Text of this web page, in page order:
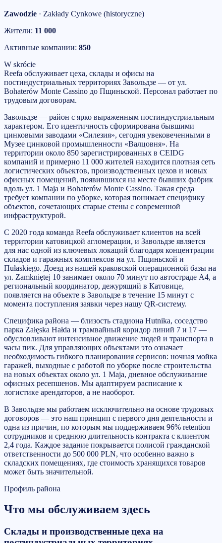
Zawodzie · Zakłady Cynkowe (historyczne)
Жители: 11 000
Активные компании: 850
W skrócie
Reefa обслуживает цеха, склады и офисы на
постиндустриальных территориях Завольдзе — от ул.
Bohaterów Monte Cassino до Пщиньской. Персонал работает по
трудовым договорам.
Завольдзе — район с ярко выраженным постиндустриальным
характером. Его идентичность сформирована бывшими
цинковыми заводами «Силезия», сегодня увековеченными в
Музее цинковой промышленности «Валцовня». На
территории около 850 зарегистрированных в CEIDG
компаний и примерно 11 000 жителей находится плотная сеть
логистических объектов, производственных цехов и новых
офисных помещений, появившихся на месте бывших фабрик
вдоль ул. 1 Maja и Bohaterów Monte Cassino. Такая среда
требует компании по уборке, которая понимает специфику
объектов, сочетающих старые стены с современной
инфраструктурой.
С 2020 года команда Reefa обслуживает клиентов на всей
территории катовицкой агломерации, и Завольдзе является
для нас одной из ключевых локаций благодаря концентрации
складов и гаражных комплексов на ул. Пщиньской и
Пułaskiego. Доезд из нашей краковской операционной базы на
ул. Zamkniętej 10 занимает около 70 минут по автостраде A4, а
региональный координатор, дежурящий в Катовице,
появляется на объекте в Завольдзе в течение 15 минут с
момента поступления заявки через нашу QR-систему.
Специфика района — близость стадиона Hutnika, соседство
парка Załęska Hałda и трамвайный коридор линий 7 и 17 —
обусловливают интенсивное движение людей и транспорта в
часы пик. Для управляющих объектами это означает
необходимость гибкого планирования сервисов: ночная мойка
гаражей, выходные с работой по уборке после строительства
на новых объектах около ул. 1 Maja, дневное обслуживание
офисных ресепшенов. Мы адаптируем расписание к
логистике арендаторов, а не наоборот.
В Завольдзе мы работаем исключительно на основе трудовых
договоров — это наш принцип с первого дня деятельности и
одна из причин, по которым мы поддерживаем 96% retention
сотрудников и среднюю длительность контракта с клиентом
2,4 года. Каждое задание покрывается полисой гражданской
ответственности до 500 000 PLN, что особенно важно в
складских помещениях, где стоимость хранящихся товаров
может быть значительной.
Профиль района
Что мы обслуживаем здесь
Склады и производственные цеха на